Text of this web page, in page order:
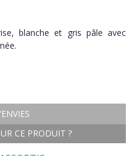
blanche et gris pâle avec
CE PRODUIT ?